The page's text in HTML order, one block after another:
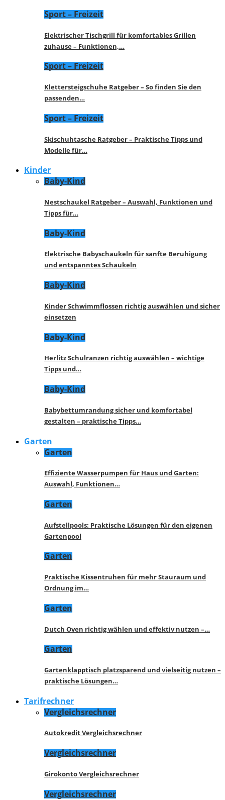
Sport – Freizeit
Elektrischer Tischgrill für komfortables Grillen
zuhause – Funktionen,…
Sport – Freizeit
Klettersteigschuhe Ratgeber – So finden Sie den
passenden…
Sport – Freizeit
Skischuhtasche Ratgeber – Praktische Tipps und
Modelle für…
Kinder
Baby-Kind
Nestschaukel Ratgeber – Auswahl, Funktionen und
Tipps für…
Baby-Kind
Elektrische Babyschaukeln für sanfte Beruhigung
und entspanntes Schaukeln
Baby-Kind
Kinder Schwimmflossen richtig auswählen und sicher
einsetzen
Baby-Kind
Herlitz Schulranzen richtig auswählen – wichtige
Tipps und…
Baby-Kind
Babybettumrandung sicher und komfortabel
gestalten – praktische Tipps…
Garten
Garten
Effiziente Wasserpumpen für Haus und Garten:
Auswahl, Funktionen…
Garten
Aufstellpools: Praktische Lösungen für den eigenen
Gartenpool
Garten
Praktische Kissentruhen für mehr Stauraum und
Ordnung im…
Garten
Dutch Oven richtig wählen und effektiv nutzen –…
Garten
Gartenklapptisch platzsparend und vielseitig nutzen –
praktische Lösungen…
Tarifrechner
Vergleichsrechner
Autokredit Vergleichsrechner
Vergleichsrechner
Girokonto Vergleichsrechner
Vergleichsrechner